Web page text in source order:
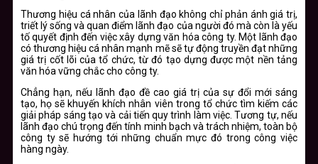
Thương hiệu cá nhân của lãnh đạo không chỉ phản ánh giá trị,
triết lý sống và quan điểm lãnh đạo của người đó mà còn là yếu
tố quyết định đến việc xây dựng văn hóa công ty. Một lãnh đạo
có thương hiệu cá nhân mạnh mẽ sẽ tự động truyền đạt những
giá trị cốt lõi của tổ chức, từ đó tạo dựng được một nền tảng
văn hóa vững chắc cho công ty.
Chẳng hạn, nếu lãnh đạo đề cao giá trị của sự đổi mới sáng
tạo, họ sẽ khuyến khích nhân viên trong tổ chức tìm kiếm các
giải pháp sáng tạo và cải tiến quy trình làm việc. Tương tự, nếu
lãnh đạo chú trọng đến tính minh bạch và trách nhiệm, toàn bộ
công ty sẽ hướng tới những chuẩn mực đó trong công việc
hàng ngày.